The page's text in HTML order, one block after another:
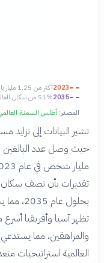
2023أكثر من 1.25 مليار بالغ يعانون من السمنة
203551% من سكان العالم سيعانون من زيادة الوزن أو السمنة
المصدر: أطلس السمنة العالمي 2023، منظمة الصحة
تشير البيانات إلى
تقديرات بأن نصف سكان
بحلول
تظهر آسيا وأفريقيا
والمراهقين، مما
العالمية استراتيجيات